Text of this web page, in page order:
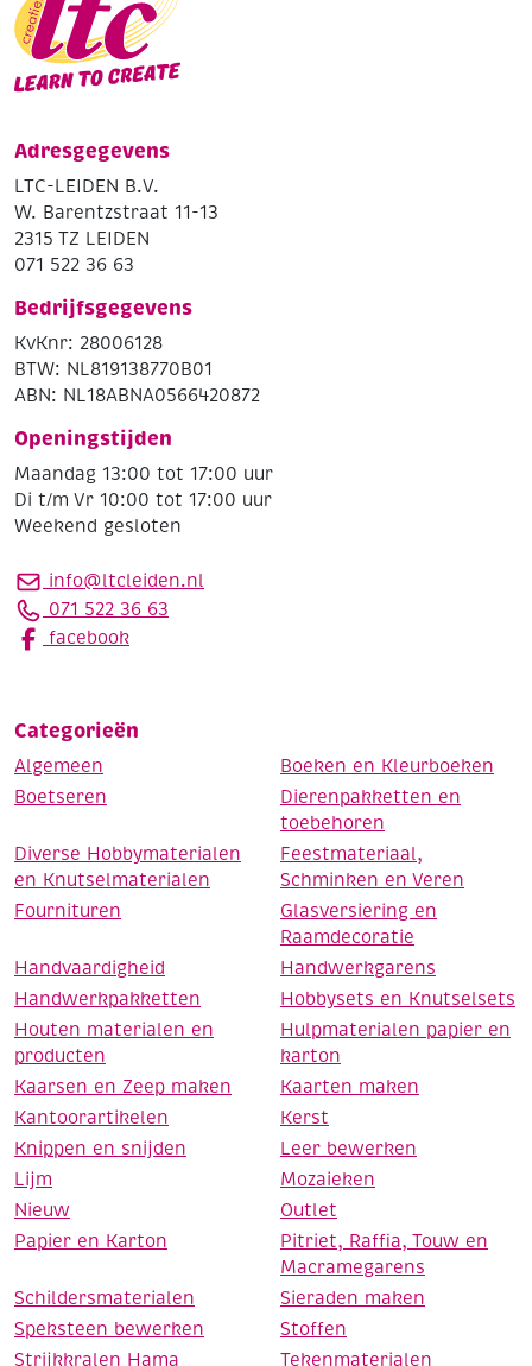
Adresgegevens
LTC-LEIDEN B.V.
W. Barentzstraat 11-13
2315 TZ LEIDEN
071 522 36 63
Bedrijfsgegevens
KvKnr: 28006128
BTW: NL819138770B01
ABN: NL18ABNA0566420872
Openingstijden
Maandag 13:00 tot 17:00 uur
Di t/m Vr 10:00 tot 17:00 uur
Weekend gesloten
info@ltcleiden.nl
071 522 36 63
facebook
Categorieën
Algemeen
Boeken en Kleurboeken
Boetseren
Dierenpakketten en
toebehoren
Diverse Hobbymaterialen
en Knutselmaterialen
Feestmateriaal,
Schminken en Veren
Fournituren
Glasversiering en
Raamdecoratie
Handvaardigheid
Handwerkgarens
Handwerkpakketten
Hobbysets en Knutselsets
Houten materialen en
producten
Hulpmaterialen papier en
karton
Kaarsen en Zeep maken
Kaarten maken
Kantoorartikelen
Kerst
Knippen en snijden
Leer bewerken
Lijm
Mozaieken
Nieuw
Outlet
Papier en Karton
Pitriet, Raffia, Touw en
Macramegarens
Schildersmaterialen
Sieraden maken
Speksteen bewerken
Stoffen
Strijkkralen Hama
Tekenmaterialen